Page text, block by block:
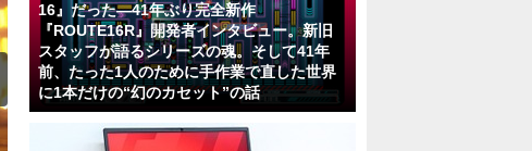
16』だった―41年ぶり完全新作
『ROUTE16R』開発者インタビュー。新旧
スタッフが語るシリーズの魂。そして41年
前、たった1人のために手作業で直した世界
に1本だけの“幻のカセット”の話